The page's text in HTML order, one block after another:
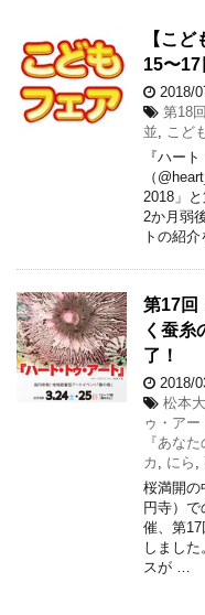
【こ
15〜
2018/
第18
並
こど
『ハー
（
2018」
2か月弱
トの紹
第17回
く蚕糸
了！
2018/
松本
ゥ・アー
『あな
カ
にら
桜満開の
円寺）で
催、第
しまし
スが …